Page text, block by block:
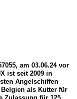
am 03.06.24 vor
ist seit 2009 in
Angelschiffen
als Kutter für